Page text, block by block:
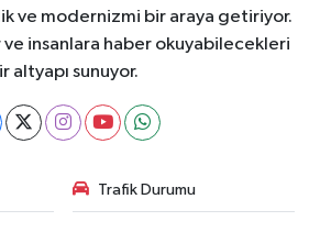
ve modernizmi bir araya getiriyor.
ve insanlara haber okuyabilecekleri
altyapı sunuyor.
Trafik Durumu